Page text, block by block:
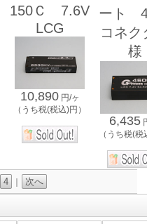
150Ｃ 7.6V
LCG
10,890 円/ヶ
（うち税(税込)円）
ート
コネク
様
6,435
（うち税(
4 次へ